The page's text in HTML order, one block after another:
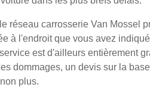
réseau carrosserie Van Mossel
à l'endroit que vous avez
est d'ailleurs entièrement
dommages, un devis sur la
plus.